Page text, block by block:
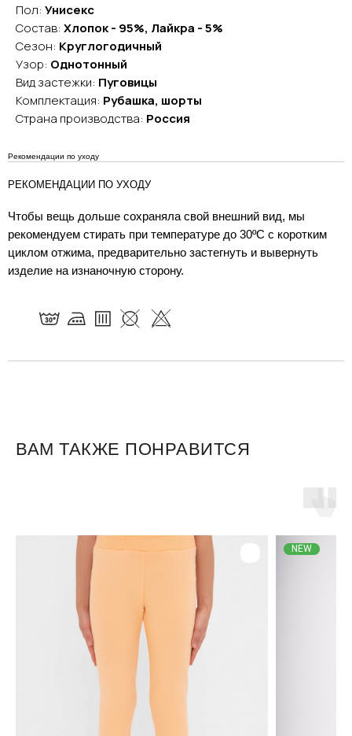
Пол: Унисекс
Состав: Хлопок - 95%, Лайкра - 5%
Сезон: Круглогодичный
Узор: Однотонный
Вид застежки: Пуговицы
Комплектация: Рубашка, шорты
Страна производства: Россия
Рекомендации по уходу
РЕКОМЕНДАЦИИ ПО УХОДУ
Чтобы вещь дольше сохраняла свой внешний вид, мы
рекомендуем стирать при температуре до 30ºC с коротким
циклом отжима, предварительно застегнуть и вывернуть
изделие на изнаночную сторону.
ВАМ ТАКЖЕ ПОНРАВИТСЯ
NEW
Оплата и доставка
Отдел по работе с клиентами